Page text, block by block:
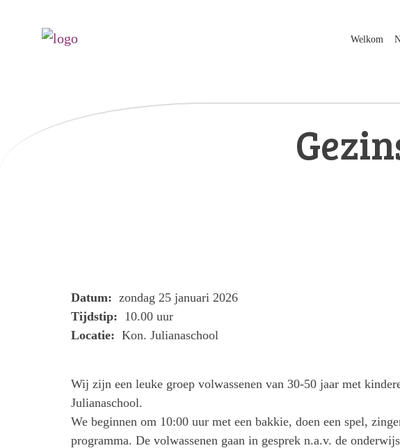
Welkom
Datum: zondag 25 januari 2026
Tijdstip: 10.00 uur
Locatie: Kon. Julianaschool
Wij zijn een leuke groep volwassenen van 30-50 jaar met
Julianaschool.
We beginnen om 10:00 uur met een bakkie, doen een spel,
programma. De volwassenen gaan in gesprek n.a.v. de